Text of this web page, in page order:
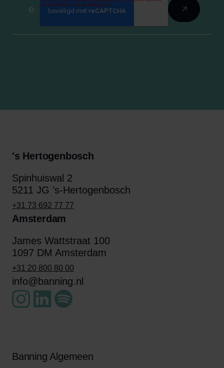
's Hertogenbosch
Spinhuiswal 2
5211 JG 's-Hertogenbosch
+31 73 692 77 77
Amsterdam
James Wattstraat 100
1097 DM Amsterdam
+31 20 800 80 00
info@banning.nl
Banning Algemeen